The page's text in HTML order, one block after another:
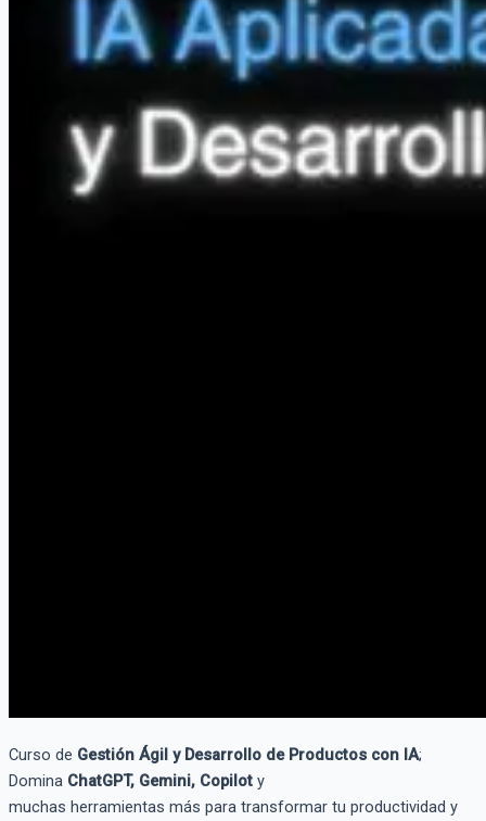
Curso de Gestión Ágil y Desarrollo de Productos con IA;
Domina ChatGPT, Gemini, Copilot y
muchas herramientas más para transformar tu productividad y